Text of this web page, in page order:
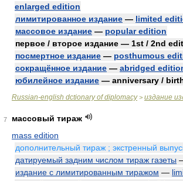
enlarged edition
лимитированное издание — limited
массовое издание — popular edition
первое / второе издание — 1st / 2nd
посмертное издание — posthumous
сокращённое издание — abridged
юбилейное издание — anniversary /
Russian-english dctionary of diplomacy> издание
7
массовый тираж
mass edition
дополнительный тираж ; экстренный
датируемый задним числом тираж газеты
издание с лимитированным тиражом —